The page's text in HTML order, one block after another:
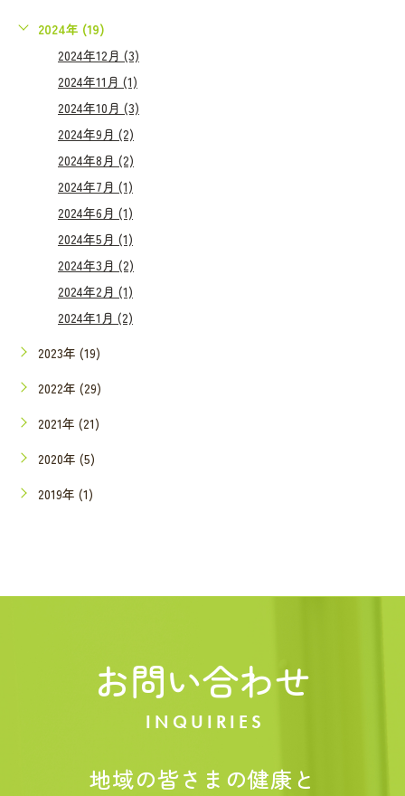
2024年 (19)
2024年12月 (3)
2024年11月 (1)
2024年10月 (3)
2024年9月 (2)
2024年8月 (2)
2024年7月 (1)
2024年6月 (1)
2024年5月 (1)
2024年3月 (2)
2024年2月 (1)
2024年1月 (2)
2023年 (19)
2022年 (29)
2021年 (21)
2020年 (5)
2019年 (1)
お問い合わせ
INQUIRIES
地域の皆さまの健康と